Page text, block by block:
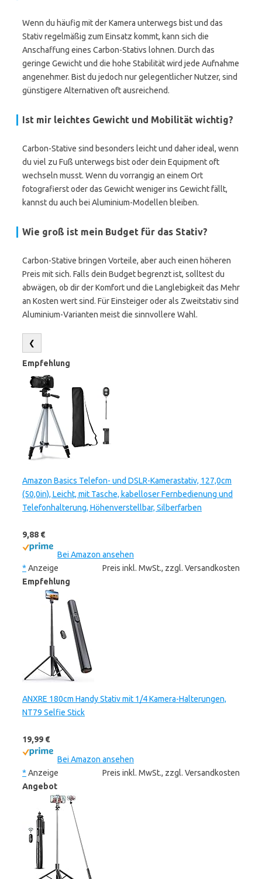
Wenn du häufig mit der Kamera unterwegs bist und das
Stativ regelmäßig zum Einsatz kommt, kann sich die
Anschaffung eines Carbon-Stativs lohnen. Durch das
geringe Gewicht und die hohe Stabilität wird jede Aufnahme
angenehmer. Bist du jedoch nur gelegentlicher Nutzer, sind
günstigere Alternativen oft ausreichend.
Ist mir leichtes Gewicht und Mobilität wichtig?
Carbon-Stative sind besonders leicht und daher ideal, wenn
du viel zu Fuß unterwegs bist oder dein Equipment oft
wechseln musst. Wenn du vorrangig an einem Ort
fotografierst oder das Gewicht weniger ins Gewicht fällt,
kannst du auch bei Aluminium-Modellen bleiben.
Wie groß ist mein Budget für das Stativ?
Carbon-Stative bringen Vorteile, aber auch einen höheren
Preis mit sich. Falls dein Budget begrenzt ist, solltest du
abwägen, ob dir der Komfort und die Langlebigkeit das Mehr
an Kosten wert sind. Für Einsteiger oder als Zweitstativ sind
Aluminium-Varianten meist die sinnvollere Wahl.
❮
Empfehlung
Amazon Basics Telefon- und DSLR-Kamerastativ, 127,0cm
(50,0in), Leicht, mit Tasche, kabelloser Fernbedienung und
Telefonhalterung, Höhenverstellbar, Silberfarben
9,88 €
Bei Amazon ansehen
* Anzeige
Preis inkl. MwSt., zzgl. Versandkosten
Empfehlung
ANXRE 180cm Handy Stativ mit 1/4 Kamera-Halterungen,
NT79 Selfie Stick
19,99 €
Bei Amazon ansehen
* Anzeige
Preis inkl. MwSt., zzgl. Versandkosten
Angebot